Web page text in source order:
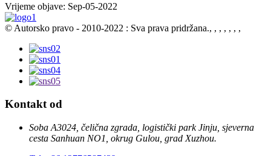
Vrijeme objave: Sep-05-2022
© Autorsko pravo - 2010-2022 : Sva prava pridržana., , , , , , ,
Kontakt od
Soba A3024, čelična zgrada, logistički park Jinju, sjeverna
cesta Sanhuan NO1, okrug Gulou, grad Xuzhou.